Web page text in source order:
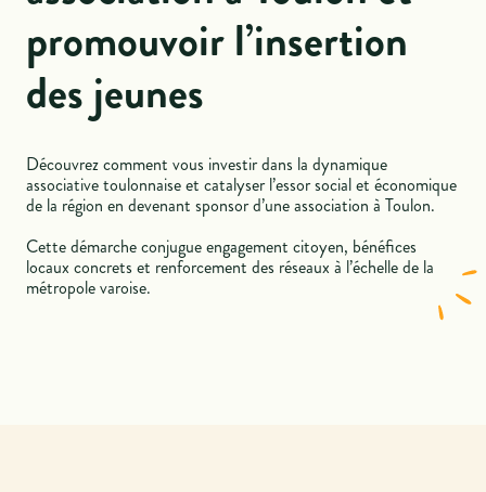
promouvoir l’insertion
des jeunes
Découvrez comment vous investir dans la dynamique
associative toulonnaise et catalyser l’essor social et économique
de la région en devenant sponsor d’une association à Toulon.
Cette démarche conjugue engagement citoyen, bénéfices
locaux concrets et renforcement des réseaux à l’échelle de la
métropole varoise.